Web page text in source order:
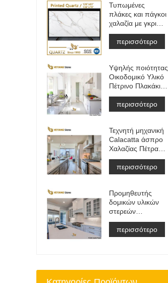
Τυπωμένες
πλάκες και πάγκοι
χαλαζία με γκρι
φλέβα | Γεμάτος
Σώμα Εντυπος
Χαλαζίας PQ005
περισσότερο
Υψηλής ποιότητας
Οικοδομικό Υλικό
Πέτρινο Πλακάκι
Δαπέδου Ανοιχτό
Γκρι Έργα
περισσότερο
Τεχνητή μηχανική
Calacatta άσπρο
Χαλαζίας Πέτρα
Πάγκος
&αμπέραζ;
ματαιοδοξία
&αμπέραζ;
Δουλειά Μπλουζα
Πλάκα
περισσότερο
Προμηθευτής
δομικών υλικών
στερεών
επιφανειών
τεχνητής πέτρας
χαλαζία
περισσότερο